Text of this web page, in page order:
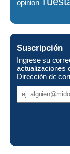
opinion
Suscripción
Ingrese su
actualizaciones
Dirección de
de